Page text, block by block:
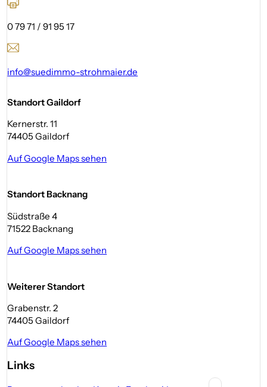
0 79 71 / 91 95 17
info@suedimmo-strohmaier.de
Standort Gaildorf
Kernerstr. 11
74405 Gaildorf
Auf Google Maps sehen
Standort Backnang
Südstraße 4
71522 Backnang
Auf Google Maps sehen
Weiterer Standort
Grabenstr. 2
74405 Gaildorf
Auf Google Maps sehen
Links